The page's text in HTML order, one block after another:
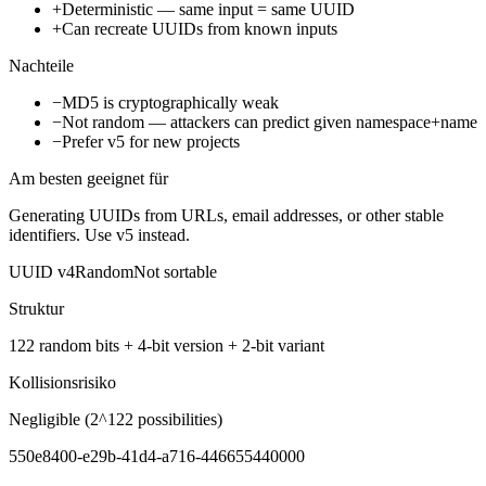
+Deterministic — same input = same UUID
+Can recreate UUIDs from known inputs
Nachteile
−MD5 is cryptographically weak
−Not random — attackers can predict given namespace+name
−Prefer v5 for new projects
Am besten geeignet für
Generating UUIDs from URLs, email addresses, or other stable
identifiers. Use v5 instead.
UUID v4RandomNot sortable
Struktur
122 random bits + 4-bit version + 2-bit variant
Kollisionsrisiko
Negligible (2^122 possibilities)
550e8400-e29b-41d4-a716-446655440000